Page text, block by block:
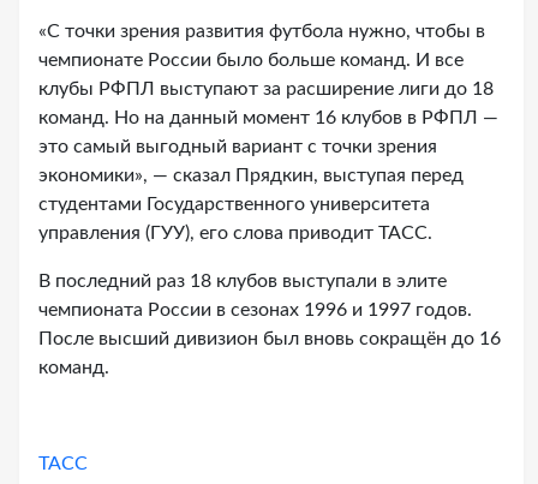
«С точки зрения развития футбола нужно, чтобы в
чемпионате России было больше команд. И все
клубы РФПЛ выступают за расширение лиги до 18
команд. Но на данный момент 16 клубов в РФПЛ —
это самый выгодный вариант с точки зрения
экономики», — сказал Прядкин, выступая перед
студентами Государственного университета
управления (ГУУ), его слова приводит ТАСС.
В последний раз 18 клубов выступали в элите
чемпионата России в сезонах 1996 и 1997 годов.
После высший дивизион был вновь сокращён до 16
команд.
ТАСС